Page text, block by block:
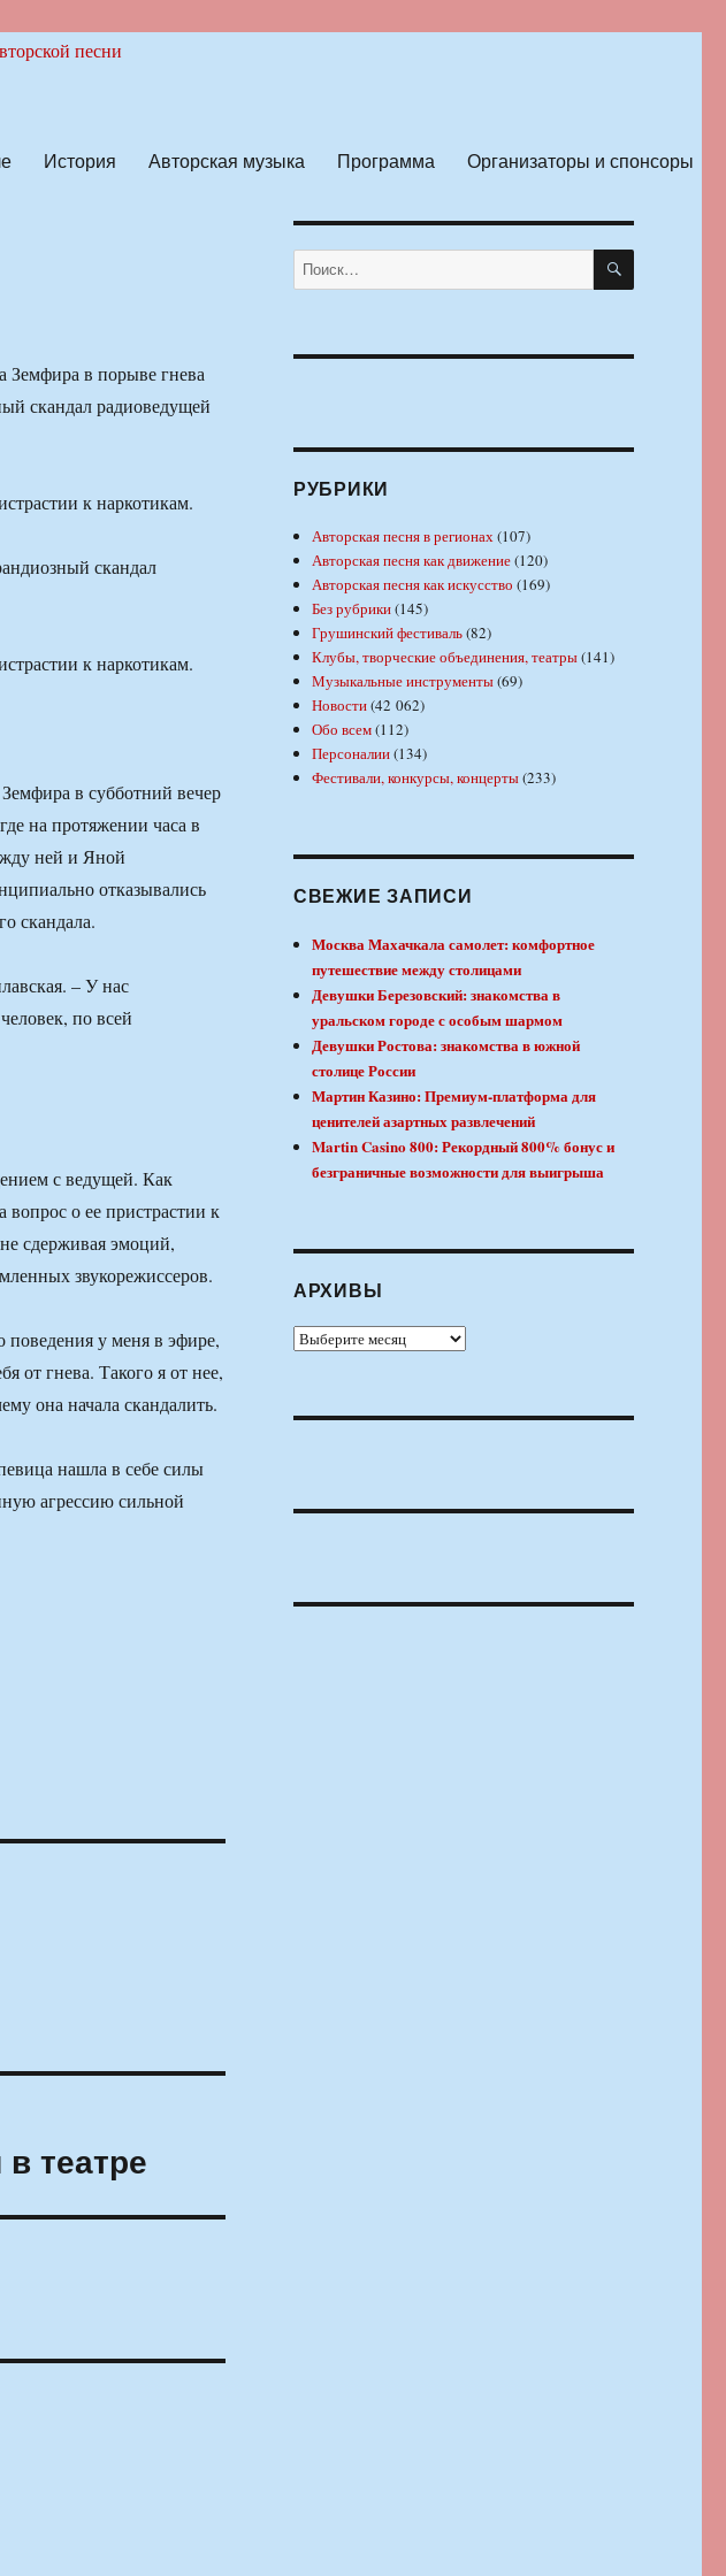
История Авторская музыка Программа Организаторы и спонсоры
Земфира в порыве гнева
скандал радиоведущей
к наркотикам.
скандал
к наркотикам.
в субботний вечер
на протяжении часа в
ней и Яной
отказывались
скандала.
– У нас
по всей
с ведущей. Как
вопрос о ее пристрастии к
сдерживая эмоций,
звукорежиссеров.
поведения у меня в эфире,
от гнева. Такого я от нее,
она начала скандалить.
нашла в себе силы
агрессию сильной
театре
Искать: ПОИСК
РУБРИКИ
Авторская песня в регионах(107)
Авторская песня как движение(120)
Авторская песня как искусство (169)
Без рубрики(145)
Грушинский фестиваль(82)
Клубы, творческие объединения, театры(141)
Музыкальные инструменты(69)
Новости(42 062)
Обо всем(112)
Персоналии(134)
Фестивали, конкурсы, концерты(233)
СВЕЖИЕ ЗАПИСИ
Москва Махачкала самолет: комфортное
путешествие между столицами
Девушки Березовский: знакомства в
уральском городе с особым шармом
Девушки Ростова: знакомства в южной
столице России
Мартин Казино: Премиум-платформа для
ценителей азартных развлечений
Martin Casino 800: Рекордный 800% бонус и
безграничные возможности для выигрыша
АРХИВЫ
Архивы